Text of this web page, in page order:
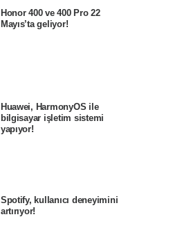
Honor 400 ve 400 Pro 22
Mayıs’ta geliyor!
Huawei, HarmonyOS ile
bilgisayar işletim sistemi
yapıyor!
Spotify, kullanıcı deneyimini
artırıyor!